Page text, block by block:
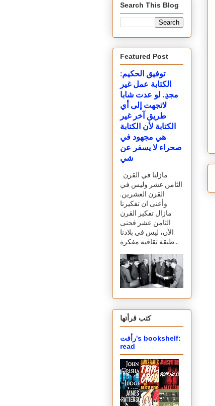
Search This Blog
Featured Post
توفيق الحكيم:
الكتابة عمل غير
مجدِ. لو عدت شابا
لاتجهت إلى أي
طريق آخر غير
الكتابة لأن الكتابة
هي مجهود في
صحراء لا يسفر عن
شي
الثامن عشر وليس في
القرن العشرين.
وأعنى ان تفكيرنا
مازال تفكير القرن
الثامن عشر فحتى
الآن، ليس في بلادنا
طبقة ثقافية مفكرة...
كتب قرأتها
رأفت's bookshelf:
read